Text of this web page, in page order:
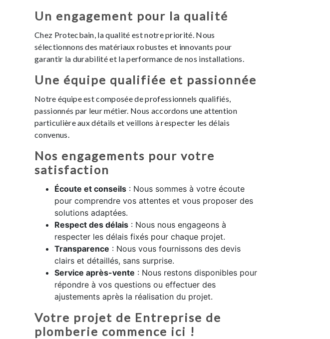
Un engagement pour la qualité
Chez Protecbain, la qualité est notre priorité. Nous
sélectionnons des matériaux robustes et innovants pour
garantir la durabilité et la performance de nos installations.
Une équipe qualifiée et passionnée
Notre équipe est composée de professionnels qualifiés,
passionnés par leur métier. Nous accordons une attention
particulière aux détails et veillons à respecter les délais
convenus.
Nos engagements pour votre
satisfaction
Écoute et conseils : Nous sommes à votre écoute
pour comprendre vos attentes et vous proposer des
solutions adaptées.
Respect des délais : Nous nous engageons à
respecter les délais fixés pour chaque projet.
Transparence : Nous vous fournissons des devis
clairs et détaillés, sans surprise.
Service après-vente : Nous restons disponibles pour
répondre à vos questions ou effectuer des
ajustements après la réalisation du projet.
Votre projet de Entreprise de
plomberie commence ici !